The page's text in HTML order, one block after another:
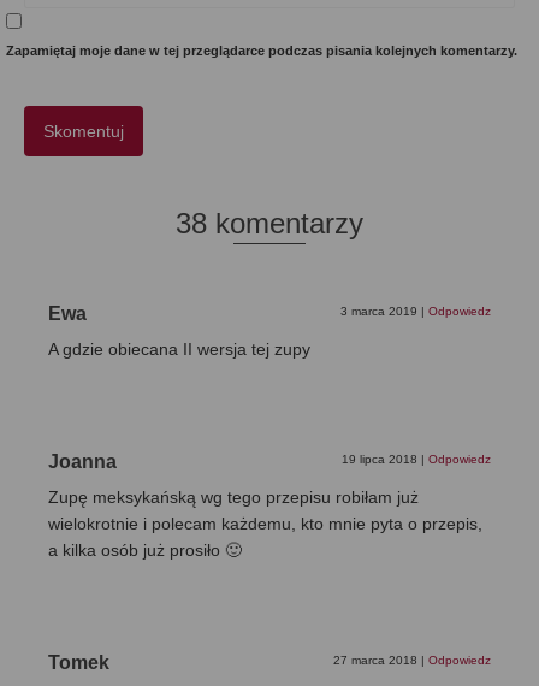
Zapamiętaj moje dane w tej przeglądarce podczas pisania kolejnych komentarzy.
38 komentarzy
Ewa 3 marca 2019 | Odpowiedz
A gdzie obiecana II wersja tej zupy
Joanna 19 lipca 2018 | Odpowiedz
Zupę meksykańską wg tego przepisu robiłam już
wielokrotnie i polecam każdemu, kto mnie pyta o przepis,
a kilka osób już prosiło 🙂
Tomek 27 marca 2018 | Odpowiedz